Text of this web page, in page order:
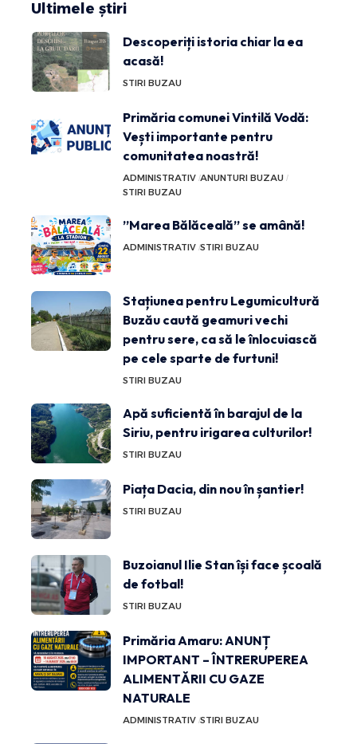
Ultimele știri
Descoperiți istoria chiar la ea
acasă!
STIRI BUZAU
Primăria comunei Vintilă Vodă:
Vești importante pentru
comunitatea noastră!
ADMINISTRATIV ANUNTURI BUZAU
STIRI BUZAU
”Marea Bălăceală” se amână!
ADMINISTRATIV STIRI BUZAU
Stațiunea pentru Legumicultură
Buzău caută geamuri vechi
pentru sere, ca să le înlocuiască
pe cele sparte de furtuni!
STIRI BUZAU
Apă suficientă în barajul de la
Siriu, pentru irigarea culturilor!
STIRI BUZAU
Piața Dacia, din nou în șantier!
STIRI BUZAU
Buzoianul Ilie Stan își face școală
de fotbal!
STIRI BUZAU
Primăria Amaru: ANUNȚ
IMPORTANT – ÎNTRERUPEREA
ALIMENTĂRII CU GAZE
NATURALE
ADMINISTRATIV STIRI BUZAU